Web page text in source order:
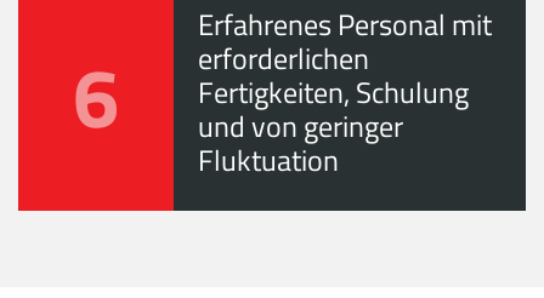
6
Erfahrenes Personal mit
erforderlichen
Fertigkeiten, Schulung
und von geringer
Fluktuation